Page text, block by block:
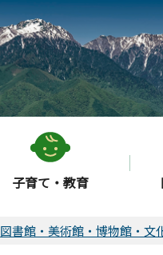
子育て・教育
図書館・美術館・博物館・文